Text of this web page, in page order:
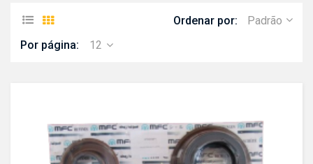
Ordenar por:
Padrão
Por página:
12